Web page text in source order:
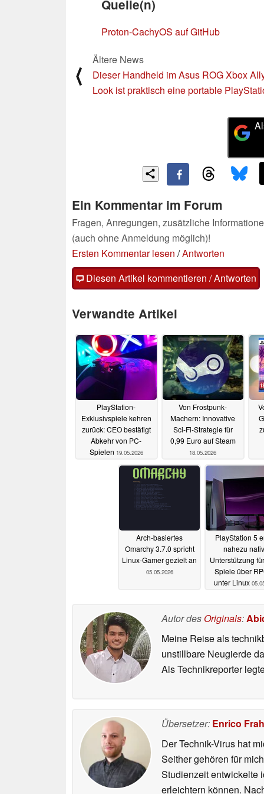
Quelle(n)
Proton-CachyOS auf GitHub
⟨
Ältere News
Dieser Handheld im Asus ROG Xbox
Look ist praktisch eine portable
Ein Kommentar im Forum
Fragen, Anregungen, zusätzliche
(auch ohne Anmeldung möglich)!
Ersten Kommentar lesen /Antworten
Diesen Artikel kommentieren / Antworten
Verwandte Artikel
PlayStation-
Exklusivspiele kehren
zurück: CEO bestätigt
Abkehr von PC-
Spielen 19.05.2026
Von Frostpunk-
Machern: Innovative
Sci-Fi-Strategie für
0,99 Euro auf Steam
18.05.2026
Arch-basiertes
Omarchy 3.7.0 spricht
Linux-Gamer gezielt an
05.05.2026
PlayStation 5
nahezu
Unterstützung
Spiele über
unter Linux
Autor des Originals:
Meine Reise als
unstillbare Neugierde
Als Technikreporter
Übersetzer: Enrico
Der Technik-Virus hat
Seither gehören für
Studienzeit entwickelte
erleichtern können.